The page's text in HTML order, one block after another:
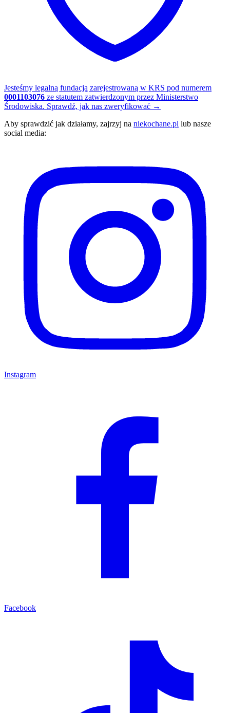
Jesteśmy legalną fundacją zarejestrowaną w KRS pod numerem
0001103076 ze statutem zatwierdzonym przez Ministerstwo
Środowiska. Sprawdź, jak nas zweryfikować →
Aby sprawdzić jak działamy, zajrzyj na niekochane.pl lub nasze
social media:
Instagram
Facebook